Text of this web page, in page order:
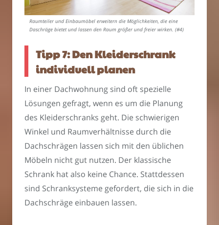
Raumteiler und Einbaumöbel erweitern die Möglichkeiten, die eine
Daschräge bietet und lassen den Raum größer und freier wirken. (#4)
Tipp 7: Den Kleiderschrank
individuell planen
In einer Dachwohnung sind oft spezielle
Lösungen gefragt, wenn es um die Planung
des Kleiderschranks geht. Die schwierigen
Winkel und Raumverhältnisse durch die
Dachschrägen lassen sich mit den üblichen
Möbeln nicht gut nutzen. Der klassische
Schrank hat also keine Chance. Stattdessen
sind Schranksysteme gefordert, die sich in die
Dachschräge einbauen lassen.